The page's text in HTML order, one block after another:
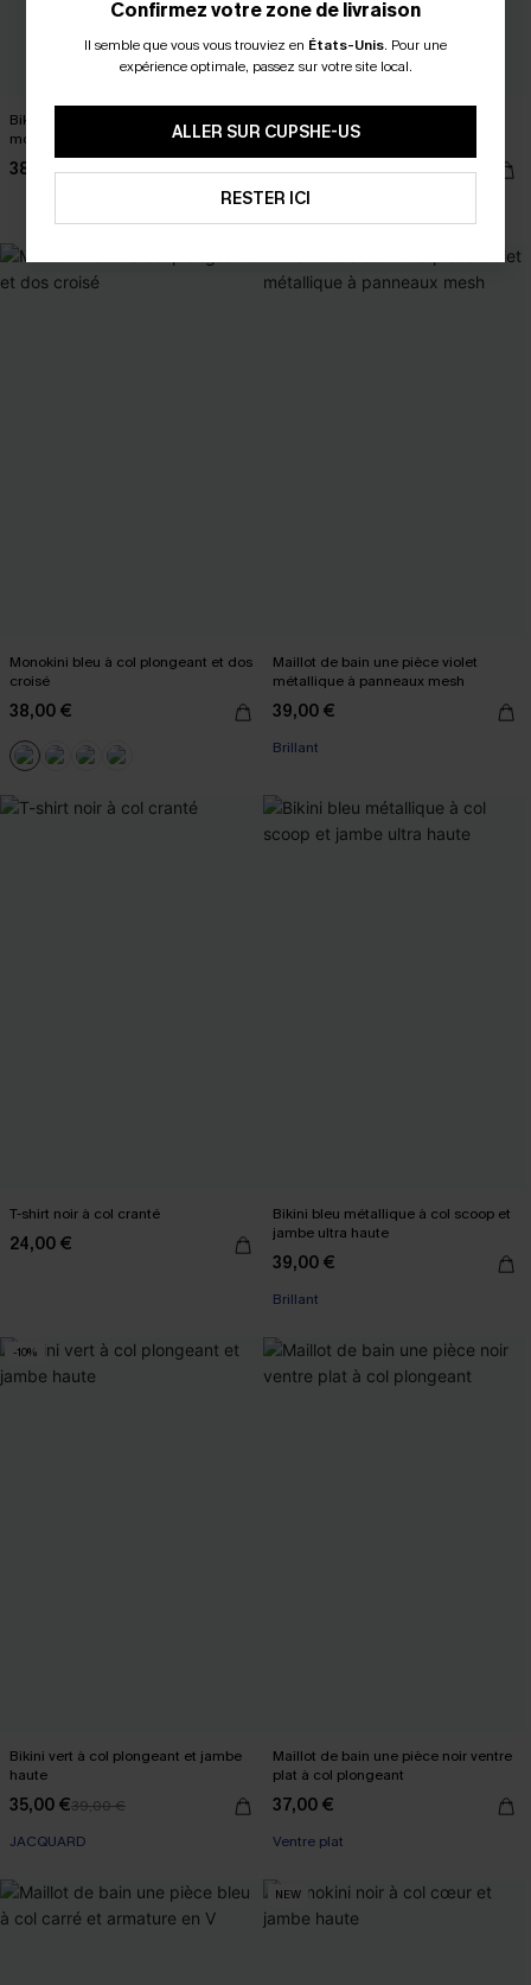
Bikini bleu à col cœur et taille
moyenne
38,00 €
taille haute
38,00 €
Taille haute
Monokini bleu à col plongeant et dos
croisé
38,00 €
Maillot de bain une pièce violet
métallique à panneaux mesh
39,00 €
Brillant
T-shirt noir à col cranté
24,00 €
Bikini bleu métallique à col scoop et
jambe ultra haute
39,00 €
Brillant
-10%
Bikini vert à col plongeant et jambe
haute
35,00 €39,00 €
JACQUARD
Maillot de bain une pièce noir ventre
plat à col plongeant
37,00 €
Ventre plat
NEW
Confirmez votre zone de livraison
Il semble que vous vous trouviez en États-Unis. Pour une
expérience optimale, passez sur votre site local.
ALLER SUR CUPSHE-US
RESTER ICI